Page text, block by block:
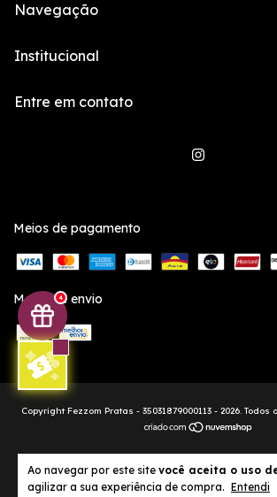
4
Ao navegar por este site você aceita o uso
agilizar a sua experiência de compra. Entendi
Navegação
Institucional
Entre em contato
Meios de pagamento
Meios de envio
Copyright Fezzom Pratas - 35031879000113 - 2026. Todos